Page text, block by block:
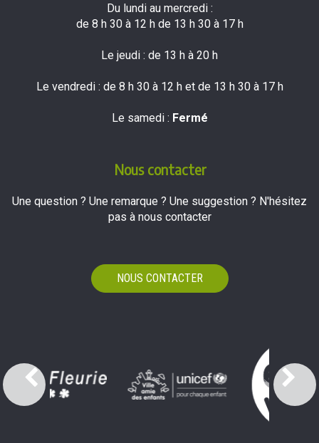
Du lundi au mercredi :
de 8 h 30 à 12 h de 13 h 30 à 17 h
Le jeudi : de 13 h à 20 h
Le vendredi : de 8 h 30 à 12 h et de 13 h 30 à 17 h
Le samedi : Fermé
Nous contacter
Une question ? Une remarque ? Une suggestion ? N'hésitez
pas à nous contacter
NOUS CONTACTER